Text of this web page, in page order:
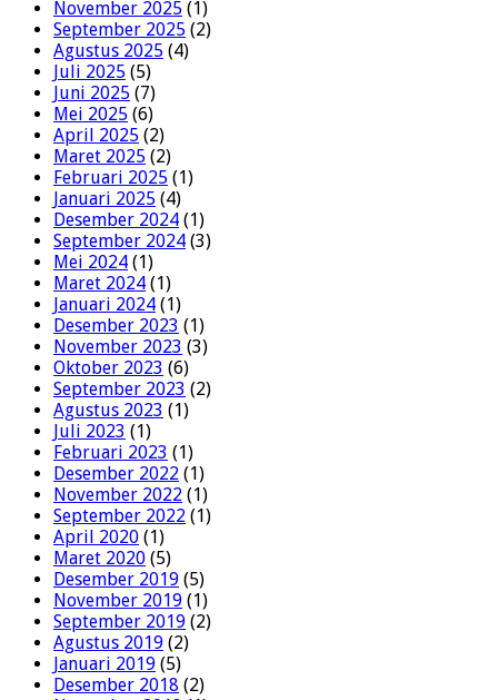
November 2025 (1)
September 2025 (2)
Agustus 2025 (4)
Juli 2025 (5)
Juni 2025 (7)
Mei 2025 (6)
April 2025 (2)
Maret 2025 (2)
Februari 2025 (1)
Januari 2025 (4)
Desember 2024 (1)
September 2024 (3)
Mei 2024 (1)
Maret 2024 (1)
Januari 2024 (1)
Desember 2023 (1)
November 2023 (3)
Oktober 2023 (6)
September 2023 (2)
Agustus 2023 (1)
Juli 2023 (1)
Februari 2023 (1)
Desember 2022 (1)
November 2022 (1)
September 2022 (1)
April 2020 (1)
Maret 2020 (5)
Desember 2019 (5)
November 2019 (1)
September 2019 (2)
Agustus 2019 (2)
Januari 2019 (5)
Desember 2018 (2)